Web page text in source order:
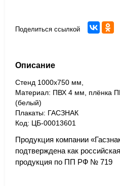
Поделиться ссылкой
Описание
Стенд 1000x750 мм,
Материал: ПВХ 4 мм, плёнка
(белый)
Плакаты: ГАСЗНАК
Код: ЦБ-00013601
Продукция компании
подтверждена как
продукция по ПП РФ № 719